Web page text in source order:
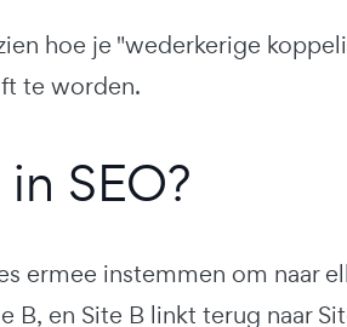
hoe je "wederkerige
te worden.
SEO?
ermee instemmen om naar
B, en Site B linkt terug naar